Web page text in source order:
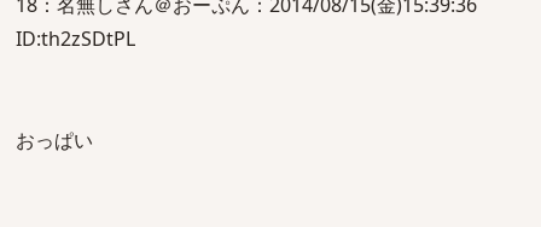
ID:th2zSDtPL
おっぱい